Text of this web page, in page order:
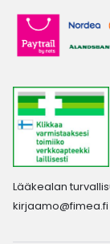
Lääkealan
kirjaamo@fimea.fi